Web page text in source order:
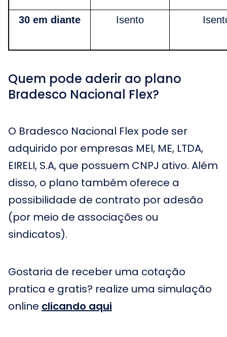
30 em diante Isento
Quem pode aderir ao plano
Bradesco Nacional Flex?
O Bradesco Nacional Flex pode ser
adquirido por empresas MEI, ME, LTDA,
EIRELI, S.A, que possuem CNPJ ativo. Além
disso, o plano também oferece a
possibilidade de contrato por adesão
(por meio de associações ou
sindicatos).
Gostaria de receber uma cotação
pratica e gratis? realize uma simulação
online clicando aqui